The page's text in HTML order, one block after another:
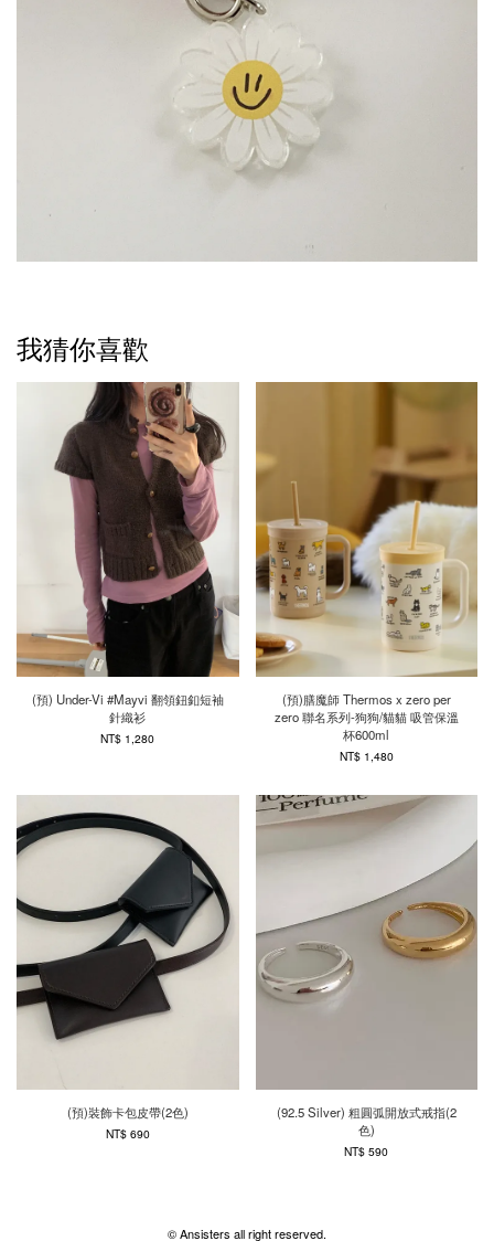
我猜你喜歡
(預) Under-Vi #Mayvi 翻領鈕釦短袖
針織衫
NT$ 1,280
(預)膳魔師 Thermos x zero per
zero 聯名系列-狗狗/貓貓 吸管保溫
杯600ml
NT$ 1,480
(預)裝飾卡包皮帶(2色)
NT$ 690
(92.5 Silver) 粗圓弧開放式戒指(2
色)
NT$ 590
© Ansisters all right reserved.